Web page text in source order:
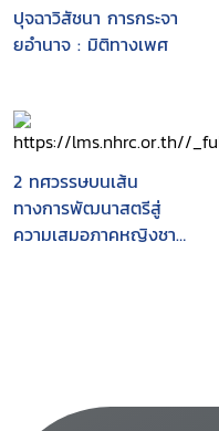
ปุจฉาวิสัชนา การกระจา
ยอำนาจ : มิติทางเพศ
2 ทศวรรษบนเส้น
ทางการพัฒนาสตรีสู่
ความเสมอภาคหญิงชาย